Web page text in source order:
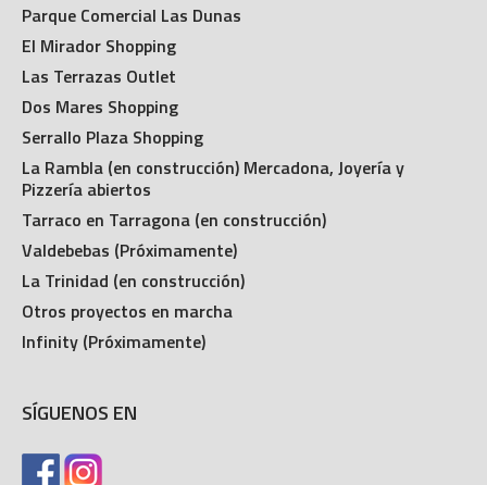
Parque Comercial Las Dunas
El Mirador Shopping
Las Terrazas Outlet
Dos Mares Shopping
Serrallo Plaza Shopping
La Rambla (en construcción) Mercadona, Joyería y
Pizzería abiertos
Tarraco en Tarragona (en construcción)
Valdebebas (Próximamente)
La Trinidad (en construcción)
Otros proyectos en marcha
Infinity (Próximamente)
SÍGUENOS EN